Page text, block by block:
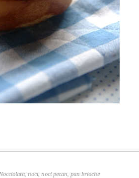
, noci, noci pecan, pan brioche